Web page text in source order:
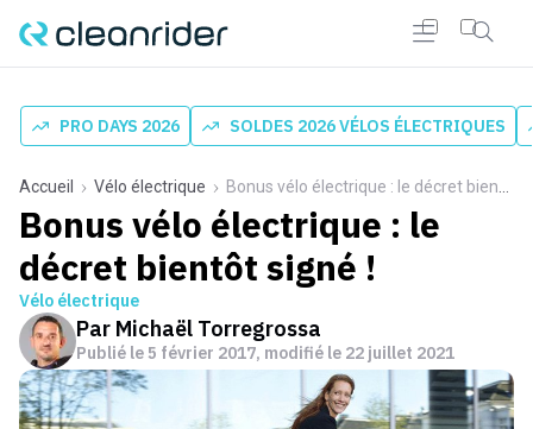
PRO DAYS 2026 SOLDES 2026 VÉLOS ÉLECTRIQUES
Accueil Vélo électrique Bonus vélo électrique : le décret bientôt signé !
Bonus vélo électrique : le
décret bientôt signé !
Vélo électrique
Par Michaël Torregrossa
Publié le 5 février 2017, modifié le 22 juillet 2021